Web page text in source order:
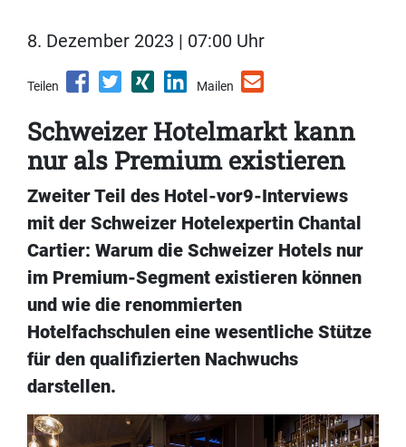
8. Dezember 2023 | 07:00 Uhr
Teilen Mailen
Schweizer Hotelmarkt kann
nur als Premium existieren
Zweiter Teil des Hotel-vor9-Interviews
mit der Schweizer Hotelexpertin Chantal
Cartier: Warum die Schweizer Hotels nur
im Premium-Segment existieren können
und wie die renommierten
Hotelfachschulen eine wesentliche Stütze
für den qualifizierten Nachwuchs
darstellen.